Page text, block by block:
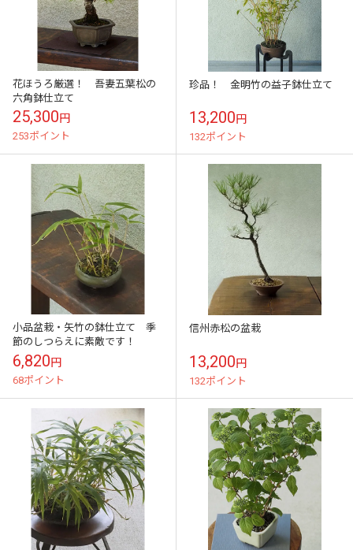
花ほうろ厳選！ 吾妻五葉松の
六角鉢仕立て
25,300円
253ポイント
珍品！ 金明竹の益子鉢仕立て
13,200円
132ポイント
小品盆栽・矢竹の鉢仕立て 季
節のしつらえに素敵です！
6,820円
68ポイント
信州赤松の盆栽
13,200円
132ポイント